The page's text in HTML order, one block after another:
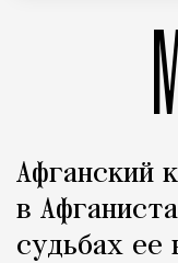
Афганский
в
судьбах ее